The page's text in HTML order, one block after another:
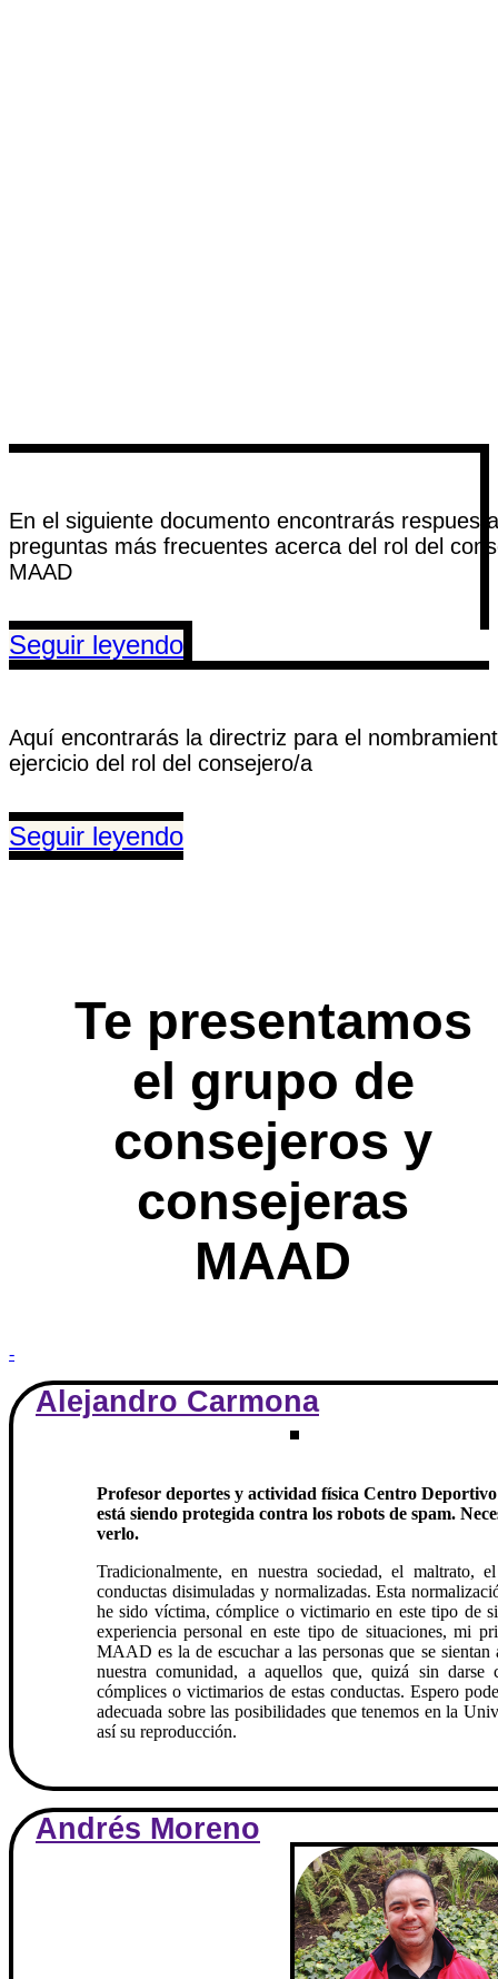
En el siguiente documento encontrarás
preguntas más frecuentes acerca del rol del
MAAD
Seguir leyendo
Aquí encontrarás la directriz para el
ejercicio del rol del consejero/a
Seguir leyendo
Te presentamos
el grupo de
consejeros y
consejeras
MAAD
-
Alejandro Carmona
Profesor deportes y actividad física Centro
está siendo protegida contra los robots de spam.
verlo.
Tradicionalmente, en nuestra sociedad, el maltrato,
conductas disimuladas y normalizadas. Esta
he sido víctima, cómplice o victimario en este tipo de
experiencia personal en este tipo de situaciones, mi
MAAD es la de escuchar a las personas que se
nuestra comunidad, a aquellos que, quizá sin darse
cómplices o victimarios de estas conductas. Espero
adecuada sobre las posibilidades que tenemos en la
así su reproducción.
Andrés Moreno